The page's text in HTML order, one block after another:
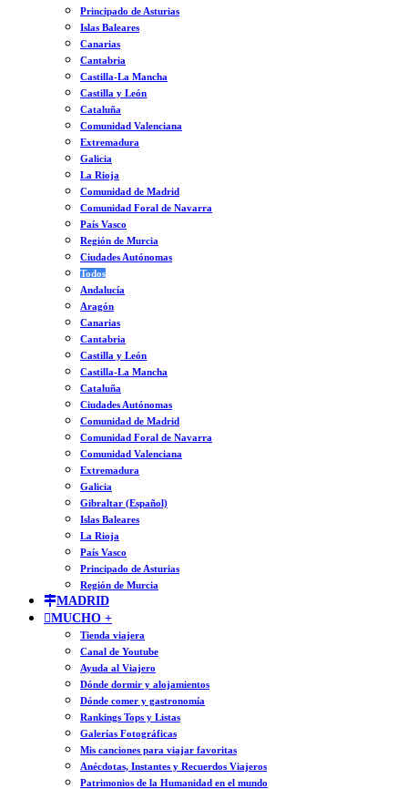
Principado de Asturias
Islas Baleares
Canarias
Cantabria
Castilla-La Mancha
Castilla y León
Cataluña
Comunidad Valenciana
Extremadura
Galicia
La Rioja
Comunidad de Madrid
Comunidad Foral de Navarra
País Vasco
Región de Murcia
Ciudades Autónomas
Todos
Andalucía
Aragón
Canarias
Cantabria
Castilla y León
Castilla-La Mancha
Cataluña
Ciudades Autónomas
Comunidad de Madrid
Comunidad Foral de Navarra
Comunidad Valenciana
Extremadura
Galicia
Gibraltar (Español)
Islas Baleares
La Rioja
País Vasco
Principado de Asturias
Región de Murcia
MADRID
MUCHO +
Tienda viajera
Canal de Youtube
Ayuda al Viajero
Dónde dormir y alojamientos
Dónde comer y gastronomía
Rankings Tops y Listas
Galerías Fotográficas
Mis canciones para viajar favoritas
Anécdotas, Instantes y Recuerdos Viajeros
Patrimonios de la Humanidad en el mundo